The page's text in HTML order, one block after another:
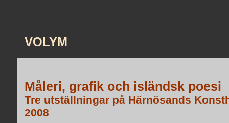
VOLYM
Måleri, grafik och isländsk poesi
Tre utställningar på Härnösands
2008